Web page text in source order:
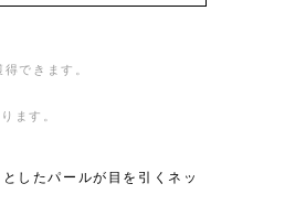
できます。
ます。
したパールが目を引くネッ